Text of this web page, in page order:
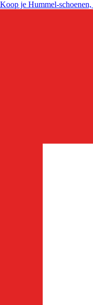
Koop je Hummel-schoenen,